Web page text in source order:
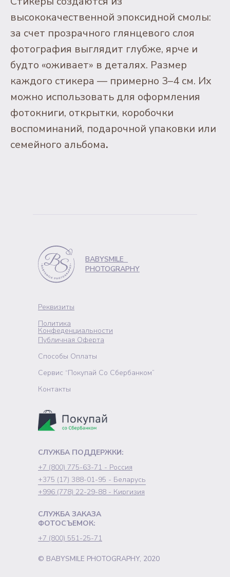
высококачественной эпоксидной смолы:
за счет прозрачного глянцевого слоя
фотография выглядит глубже, ярче и
будто «оживает» в деталях. Размер
каждого стикера — примерно 3–4 см. Их
можно использовать для оформления
фотокниги, открытки, коробочки
воспоминаний, подарочной упаковки или
семейного альбома.
© BABYSMILE PHOTOGRAPHY, 2020
BABYSMILE
PHOTOGRAPHY
Контакты
СЛУЖБА ЗАКАЗА
ФОТОСЪЕМОК:
СЛУЖБА ПОДДЕРЖКИ:
Реквизиты
+996 (778) 22-29-88 - Киргизия
Политика
Конфеденциальности
+7 (800) 551-25-71
+375 (17) 388-01-95 - Беларусь
+7 (800) 775-63-71 - Россия
Публичная Оферта
Способы Оплаты
Сервис “Покупай Со Сбербанком”